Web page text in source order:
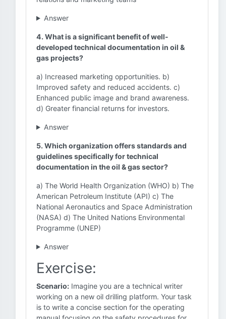
Answer
4. What is a significant benefit of well-
developed technical documentation in oil &
gas projects?
a) Increased marketing opportunities. b)
Improved safety and reduced accidents. c)
Enhanced public image and brand awareness.
d) Greater financial returns for investors.
Answer
5. Which organization offers standards and
guidelines specifically for technical
documentation in the oil & gas sector?
a) The World Health Organization (WHO) b) The
American Petroleum Institute (API) c) The
National Aeronautics and Space Administration
(NASA) d) The United Nations Environmental
Programme (UNEP)
Answer
Exercise:
Scenario: Imagine you are a technical writer
working on a new oil drilling platform. Your task
is to write a concise section for the operating